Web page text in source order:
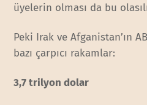
üyelerin olması da bu
Peki Irak ve Afganistan’ın
bazı çarpıcı rakamlar:
3,7 trilyon dolar